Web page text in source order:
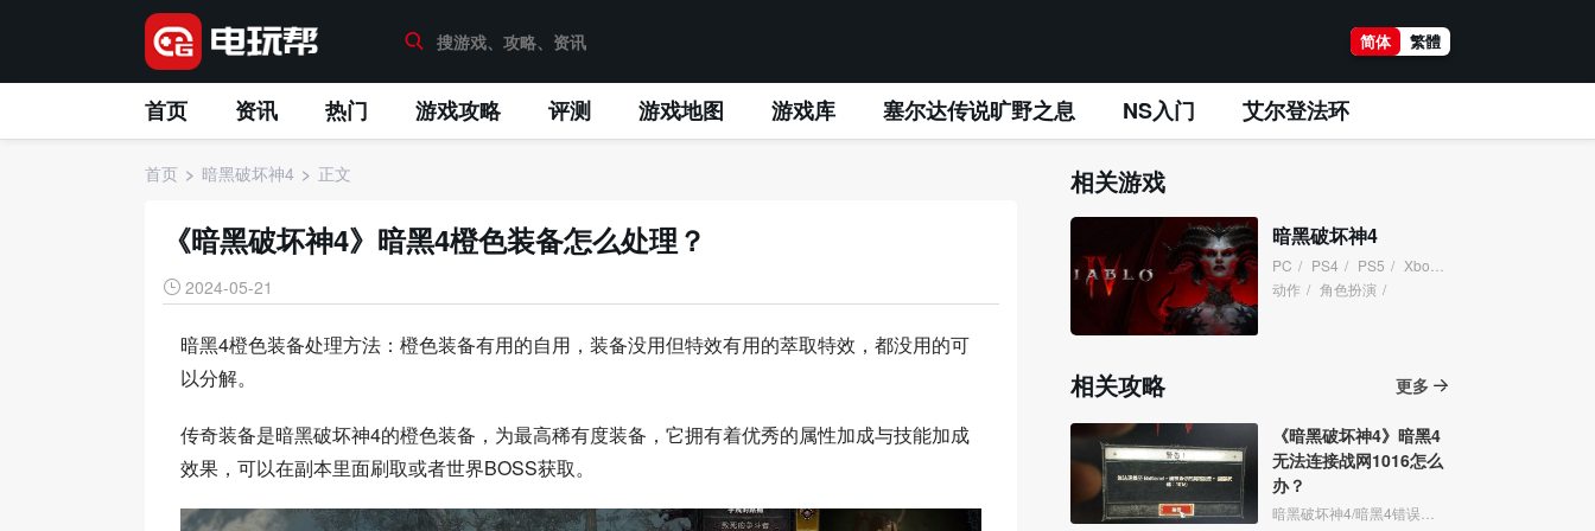
简体 繁體
首页 资讯 热门 游戏攻略 评测 游戏地图 游戏库 塞尔达传说旷野之息 NS入门 艾尔登法环
首页 暗黑破坏神4 正文
《暗黑破坏神4》暗黑4橙色装备怎么处理？
2024-05-21
暗黑4橙色装备处理方法：橙色装备有用的自用，装备没用但特效有用的萃取特效，都没用的可
以分解。
传奇装备是暗黑破坏神4的橙色装备，为最高稀有度装备，它拥有着优秀的属性加成与技能加成
效果，可以在副本里面刷取或者世界BOSS获取。
相关游戏
暗黑破坏神4
PC / PS4 / PS5 / XboxOne
动作 / 角色扮演 /
相关攻略 更多
《暗黑破坏神4》暗黑4
无法连接战网1016怎么
办？